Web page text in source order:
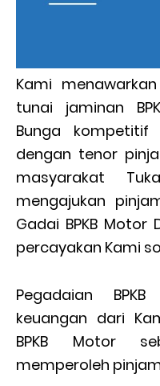
Kami
tunai jaminan
Bunga
dengan tenor
masyarakat
mengajukan
Gadai BPKB Motor
percayakan Kami
Pegadaian
keuangan dari
BPKB Motor
memperoleh